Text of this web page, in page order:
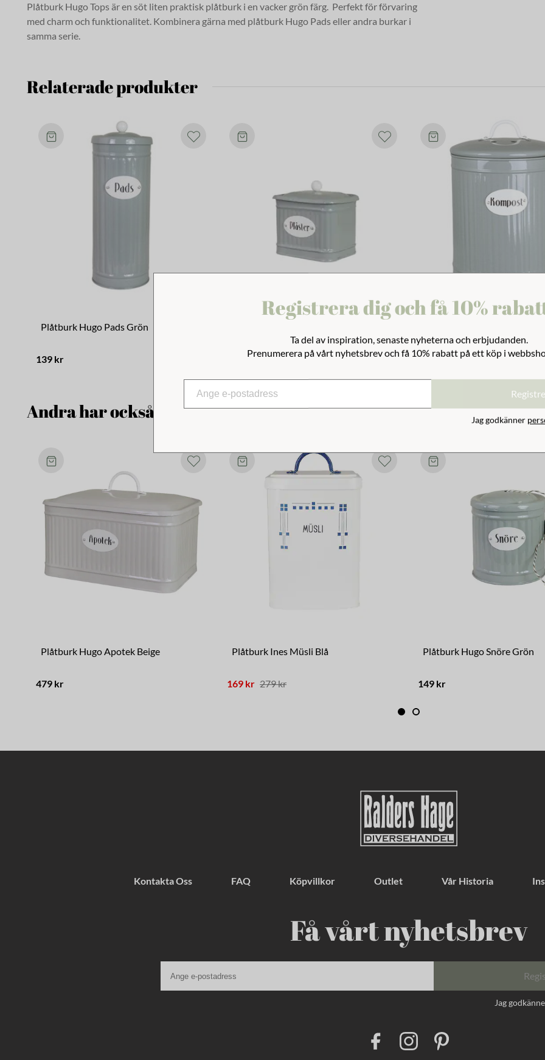
Plåtburk Hugo Tops är en söt liten praktisk plåtburk i en vacker grön färg. Perfekt för förvaring
med charm och funktionalitet. Kombinera gärna med plåtburk Hugo Pads eller andra burkar i
samma serie.
Relaterade produkter
Plåtburk Hugo Pads Grön
139 kr 129 kr 479 kr
Andra har också tittat på
Plåtburk Hugo Apotek Beige
479 kr
Plåtburk Ines Müsli Blå
169 kr 279 kr
Plåtburk Hugo Snöre Grön
149 kr
Kontakta Oss FAQ Köpvillkor Outlet Vår Historia
Få vårt nyhetsbrev
Jag
I
n
Registrera dig och få 10%
Ta del av inspiration, senaste nyheterna och erbjudanden.
Prenumerera på vårt nyhetsbrev och få 10% rabatt på ett köp i
Jag godkänner